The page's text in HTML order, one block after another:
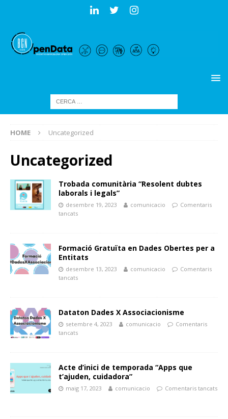
HOME Uncategorized
Uncategorized
Trobada comunitària “Resolent dubtes
laborals i legals”
desembre 19, 2023 comunicacio
Comentaris
tancats
Formació Gratuïta en Dades Obertes per a
Entitats
desembre 13, 2023 comunicacio
Comentaris
tancats
Dataton Dades X Associacionisme
setembre 4, 2023 comunicacio
Comentaris
tancats
Acte d’inici de temporada “Apps que
t’ajuden, cuidadora”
maig 17, 2023 comunicacio Comentaris tancats